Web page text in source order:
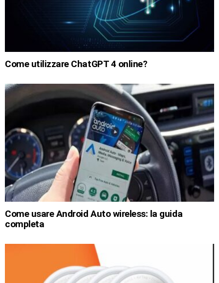
Come utilizzare ChatGPT 4 online?
Come usare Android Auto wireless: la guida
completa